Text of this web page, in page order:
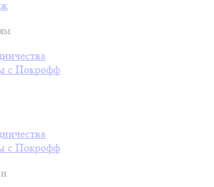
с Покрофф
с Покрофф